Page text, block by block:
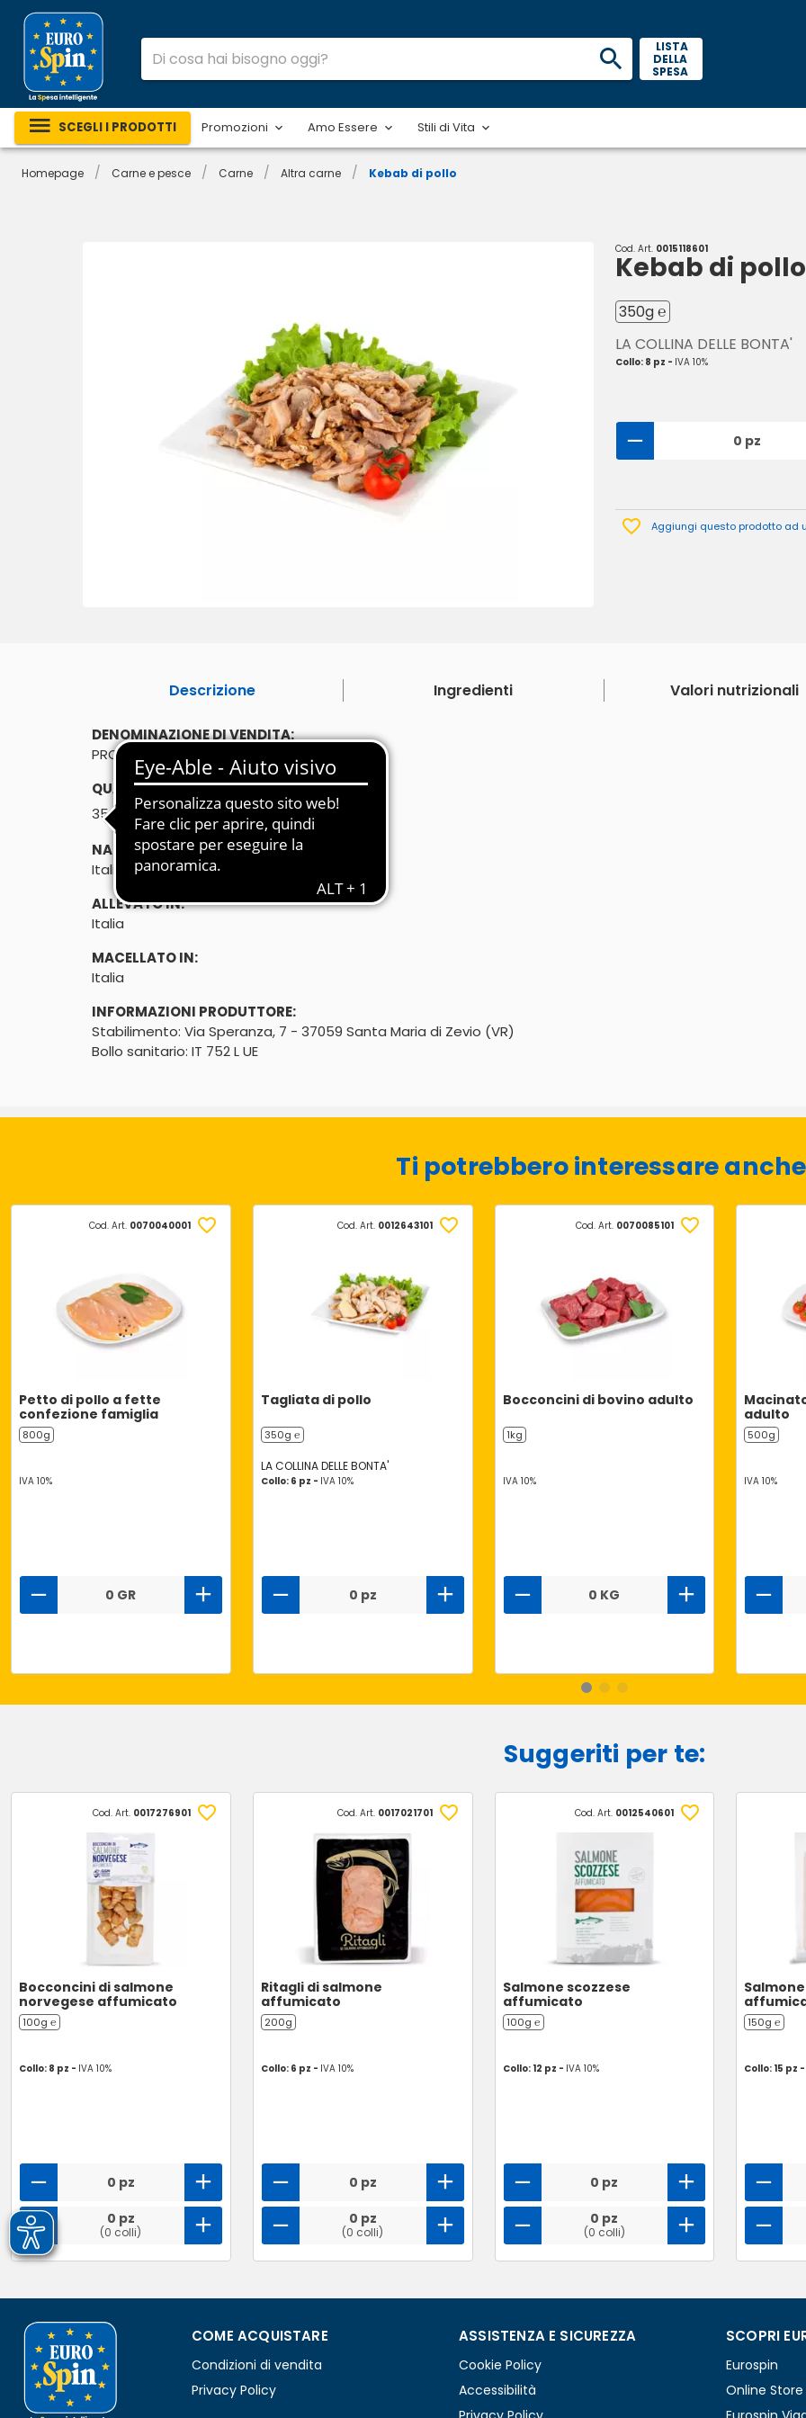
LISTA
DELLA
SPESA
SCEGLI I PRODOTTI Promozioni Amo Essere Stili di Vita
Homepage / Carne e pesce / Carne / Altra carne / Kebab di pollo
Cod. Art. 0015118601
Kebab di pollo
350g ℮
LA COLLINA DELLE BONTA'
Collo: 8 pz - IVA 10%
0 pz
Aggiungi questo prodotto ad
Descrizione Ingredienti Valori nutrizionali
DENOMINAZIONE DI VENDITA:
PRODOTTO A BASE DI CARNE, PRECOTTO
QUANTITÀ:
350g
℮
NATO IN:
Italia
ALLEVATO IN:
Italia
MACELLATO IN:
Italia
INFORMAZIONI PRODUTTORE:
Stabilimento: Via Speranza, 7 - 37059 Santa Maria di Zevio (VR)
Bollo sanitario: IT 752 L UE
Ti potrebbero interessare
Cod. Art. 0070040001
Petto di pollo a fette
confezione famiglia
800g
IVA 10%
0 GR
Cod. Art. 0012643101
Tagliata di pollo
350g ℮
LA COLLINA DELLE BONTA'
Collo: 6 pz - IVA 10%
0 pz
Cod. Art. 0070085101
Bocconcini di bovino adulto
1kg
IVA 10%
0 KG
adulto
500g
IVA 10%
Suggeriti per te:
Cod. Art. 0017276901
Bocconcini di salmone
norvegese affumicato
100g ℮
Collo: 8 pz - IVA 10%
0 pz
0 pz
(0 colli)
Cod. Art. 0017021701
Ritagli di salmone
affumicato
200g
Collo: 6 pz - IVA 10%
0 pz
0 pz
(0 colli)
Cod. Art. 0012540601
Salmone scozzese
affumicato
100g ℮
Collo: 12 pz - IVA 10%
0 pz
0 pz
(0 colli)
150g ℮
Collo: 15 pz
COME ACQUISTARE
Condizioni di vendita
Privacy Policy
ASSISTENZA E SICUREZZA
Cookie Policy
Accessibilità
SCOPRI
Eurospin
Online Store